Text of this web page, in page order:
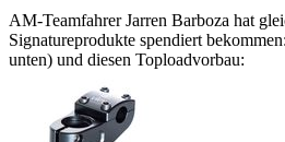
AM-Teamfahrer Jarren Barboza hat
Signatureprodukte spendiert
unten) und diesen Toploadvorbau: